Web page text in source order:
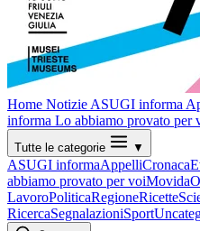
Home Notizie ASUGI informa
informa Lo abbiamo provato per
Tutte le categorie ▼
ASUGI informaAppelliCronaca
abbiamo provato per voiMovida
LavoroPoliticaRegioneRicette
RicercaSegnalazioniSport